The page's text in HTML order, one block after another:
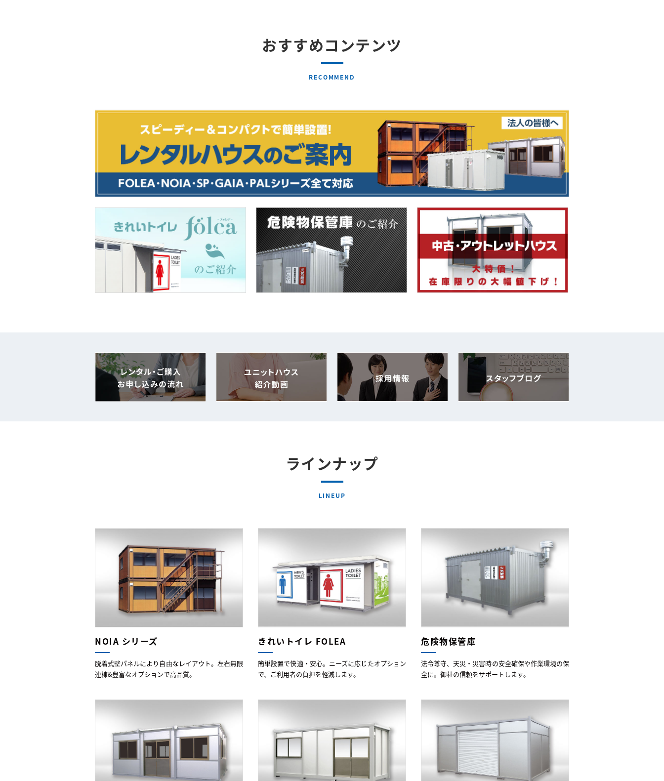
おすすめコンテンツ
RECOMMEND
ラインナップ
LINEUP
NOIA シリーズ
脱着式壁パネルにより自由なレイアウト。左右無限
連棟&豊富なオプションで高品質。
きれいトイレ FOLEA
簡単設置で快適・安心。ニーズに応じたオプション
で、ご利用者の負担を軽減します。
危険物保管庫
法令尊守、天災・災害時の安全確保や作業環境の保
全に。御社の信頼をサポートします。